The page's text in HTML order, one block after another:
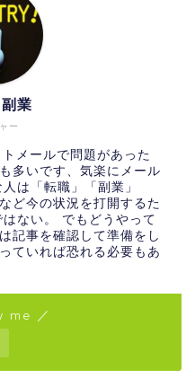
ー
業
メールで問題があった
多いです、気楽にメール
は「転職」「副業」
ど今の状況を打開するた
ない。 でもどうやって
記事を確認して準備をし
ていれば恐れる必要もあ
me ／